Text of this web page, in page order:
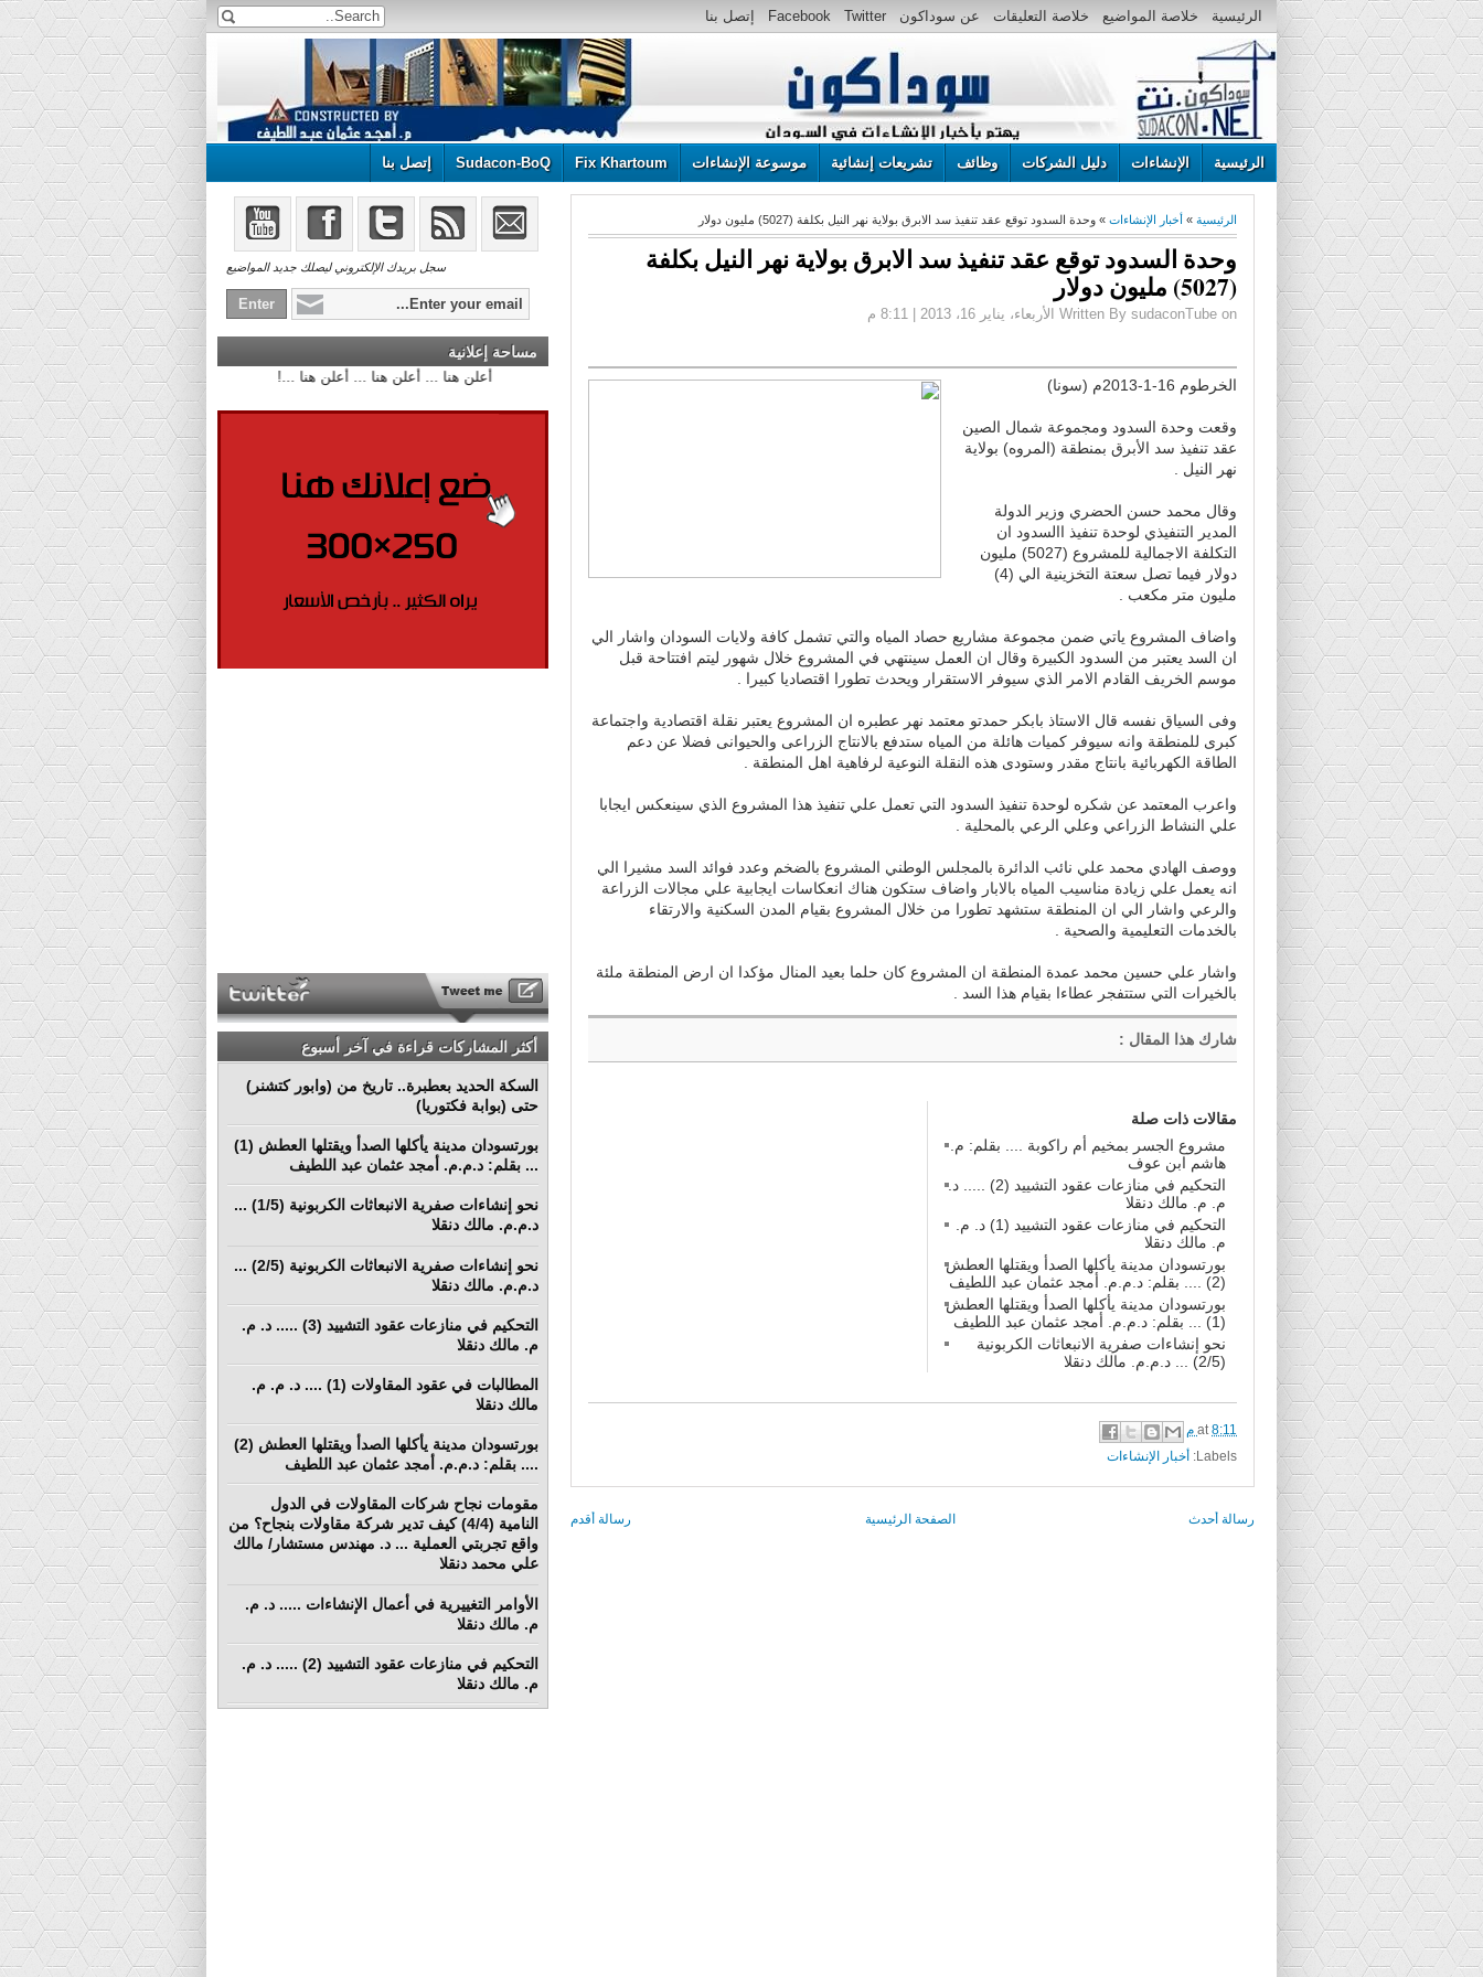
الرئيسية خلاصة المواضيع خلاصة التعليقات عن سوداكون Twitter
Facebook إتصل بنا
الرئيسية الإنشاءات دليل الشركات وظائف تشريعات إنشائية موسوعة الإنشاءات Fix Khartoum
Sudacon-BoQ إتصل بنا
الرئيسية » أخبار الإنشاءات » وحدة السدود توقع عقد تنفيذ سد الابرق بولاية نهر النيل بكلفة (5027) مليون دولار
وحدة السدود توقع عقد تنفيذ سد الابرق بولاية نهر النيل بكلفة
(5027) مليون دولار
Written By sudaconTube on الأربعاء، يناير 16، 2013 | 8:11 م
الخرطوم 16-1-2013م (سونا)
وقعت وحدة السدود ومجموعة شمال الصين
عقد تنفيذ سد الأبرق بمنطقة (المروه) بولاية
نهر النيل .
وقال محمد حسن الحضري وزير الدولة
المدير التنفيذي لوحدة تنفيذ االسدود ان
التكلفة الاجمالية للمشروع (5027) مليون
دولار فيما تصل سعتة التخزينية الي (4)
مليون متر مكعب .
واضاف المشروع ياتي ضمن مجموعة مشاريع حصاد المياه والتي تشمل كافة ولايات السودان واشار الي
ان السد يعتبر من السدود الكبيرة وقال ان العمل سينتهي في المشروع خلال شهور ليتم افتتاحة قبل
موسم الخريف القادم الامر الذي سيوفر الاستقرار ويحدث تطورا اقتصاديا كبيرا .
وفى السياق نفسه قال الاستاذ بابكر حمدتو معتمد نهر عطبره ان المشروع يعتبر نقلة اقتصادية واجتماعة
كبرى للمنطقة وانه سيوفر كميات هائلة من المياه ستدفع بالانتاج الزراعى والحيوانى فضلا عن دعم
الطاقة الكهربائية بانتاج مقدر وستودى هذه النقلة النوعية لرفاهية اهل المنطقة .
واعرب المعتمد عن شكره لوحدة تنفيذ السدود التي تعمل علي تنفيذ هذا المشروع الذي سينعكس ايجابا
علي النشاط الزراعي وعلي الرعي بالمحلية .
ووصف الهادي محمد علي نائب الدائرة بالمجلس الوطني المشروع بالضخم وعدد فوائد السد مشيرا الي
انه يعمل علي زيادة مناسيب المياه بالابار واضاف ستكون هناك انعكاسات ايجابية علي مجالات الزراعة
والرعي واشار الي ان المنطقة ستشهد تطورا من خلال المشروع بقيام المدن السكنية والارتقاء
بالخدمات التعليمية والصحية .
واشار علي حسين محمد عمدة المنطقة ان المشروع كان حلما بعيد المنال مؤكدا ان ارض المنطقة ملئة
بالخيرات التي ستتفجر عطاءا بقيام هذا السد .
شارك هذا المقال :
مقالات ذات صلة
مشروع الجسر بمخيم أم راكوبة .... بقلم: م.
هاشم ابن عوف
التحكيم في منازعات عقود التشييد (2) ..... د.
م. م. مالك دنقلا
التحكيم في منازعات عقود التشييد (1) د. م.
م. مالك دنقلا
بورتسودان مدينة يأكلها الصدأ ويقتلها العطش
(2) .... بقلم: د.م.م. أمجد عثمان عبد اللطيف
بورتسودان مدينة يأكلها الصدأ ويقتلها العطش
(1) ... بقلم: د.م.م. أمجد عثمان عبد اللطيف
نحو إنشاءات صفرية الانبعاثات الكربونية
(2/5) ... د.م.م. مالك دنقلا
at8:11 م
Labels:
أخبار الإنشاءات
رسالة أحدث رسالة أقدم الصفحة الرئيسية
سجل بريدك الإلكتروني ليصلك جديد المواضيع
مساحة إعلانية
أعلن هنا ... أعلن هنا ... أعلن هنا ...!
أكثر المشاركات قراءة في آخر أسبوع
السكة الحديد بعطبرة.. تاريخ من (وابور كتشنر)
حتى (بوابة فكتوريا)
بورتسودان مدينة يأكلها الصدأ ويقتلها العطش (1)
... بقلم: د.م.م. أمجد عثمان عبد اللطيف
نحو إنشاءات صفرية الانبعاثات الكربونية (1/5) ...
د.م.م. مالك دنقلا
نحو إنشاءات صفرية الانبعاثات الكربونية (2/5) ...
د.م.م. مالك دنقلا
التحكيم في منازعات عقود التشييد (3) ..... د. م.
م. مالك دنقلا
المطالبات في عقود المقاولات (1) .... د. م. م.
مالك دنقلا
بورتسودان مدينة يأكلها الصدأ ويقتلها العطش (2)
.... بقلم: د.م.م. أمجد عثمان عبد اللطيف
مقومات نجاح شركات المقاولات في الدول
النامية (4/4) كيف تدير شركة مقاولات بنجاح؟ من
واقع تجربتي العملية ... د. مهندس مستشار/ مالك
علي محمد دنقلا
الأوامر التغييرية في أعمال الإنشاءات ..... د. م.
م. مالك دنقلا
التحكيم في منازعات عقود التشييد (2) ..... د. م.
م. مالك دنقلا